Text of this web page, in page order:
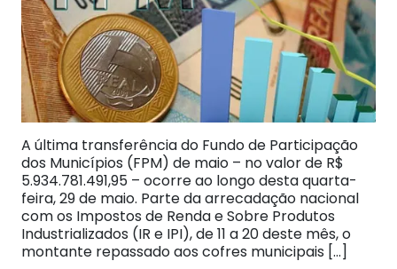
A última transferência do Fundo de Participação
dos Municípios (FPM) de maio – no valor de R$
5.934.781.491,95 – ocorre ao longo desta quarta-
feira, 29 de maio. Parte da arrecadação nacional
com os Impostos de Renda e Sobre Produtos
Industrializados (IR e IPI), de 11 a 20 deste mês, o
montante repassado aos cofres municipais […]